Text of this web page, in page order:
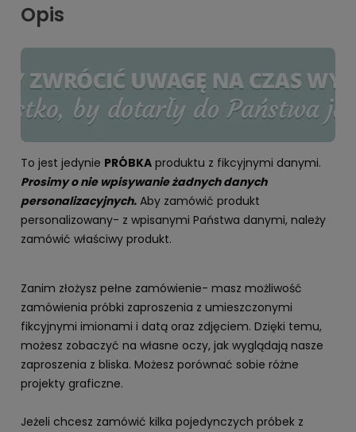
Opis
To jest jedynie PRÓBKA produktu z fikcyjnymi danymi.
Prosimy o nie wpisywanie żadnych danych
personalizacyjnych. Aby zamówić produkt
personalizowany- z wpisanymi Państwa danymi, należy
zamówić właściwy produkt.
Zanim złożysz pełne zamówienie- masz możliwość
zamówienia próbki zaproszenia z umieszczonymi
fikcyjnymi imionami i datą oraz zdjęciem. Dzięki temu,
możesz zobaczyć na własne oczy, jak wyglądają nasze
zaproszenia z bliska. Możesz porównać sobie różne
projekty graficzne.
Jeżeli chcesz zamówić kilka pojedynczych próbek z